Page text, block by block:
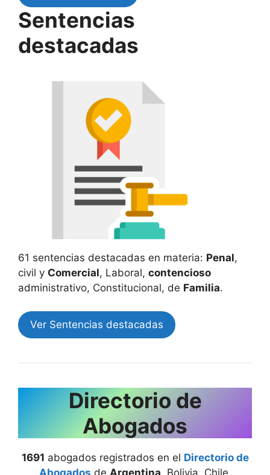
Sentencias
destacadas
61 sentencias destacadas en materia: Penal,
civil y Comercial, Laboral, contencioso
administrativo, Constitucional, de Familia.
Ver Sentencias destacadas
Directorio de
Abogados
1691 abogados registrados en el Directorio de
Abogados de Argentina , Bolivia, Chile,